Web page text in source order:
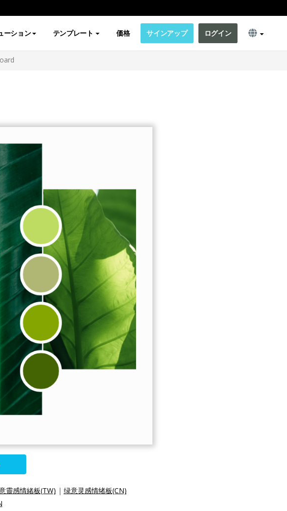
ーション テンプレート 価格 サインアップ ログイン
靈感情緒板(TW) | 绿意灵感情绪板(CN)